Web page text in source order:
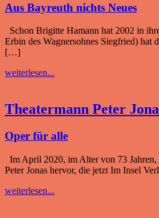
Aus Bayreuth nichts Neues
Schon Brigitte Hamann hat 2002 in
Erbin des Wagnersohnes Siegfried) hat
[…]
weiterlesen...
Theatermann Peter
Oper für alle
Im April 2020, im Alter von 73 Jahren,
Peter Jonas hervor, die jetzt Im Insel
weiterlesen...